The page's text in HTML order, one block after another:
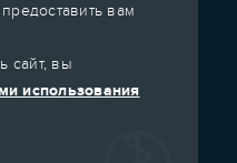
вам
сайт, вы
использования